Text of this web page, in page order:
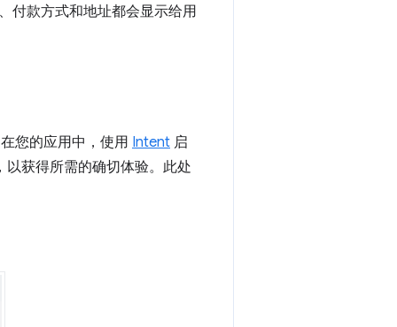
付款方式和地址都会显示给用
您的应用中，使用 Intent 启
获得所需的确切体验。此处